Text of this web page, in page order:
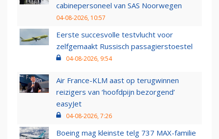
cabinepersoneel van SAS Noorwegen
04-08-2026, 10:57
Eerste succesvolle testvlucht voor
zelfgemaakt Russisch passagierstoestel
04-08-2026, 9:54
Air France-KLM aast op terugwinnen
reizigers van ‘hoofdpijn bezorgend’
easyJet
04-08-2026, 7:26
Boeing mag kleinste telg 737 MAX-familie